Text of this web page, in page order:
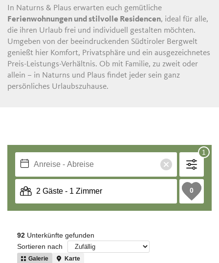
In Naturns & Plaus erwarten euch gemütliche
Ferienwohnungen und stilvolle Residencen, ideal für alle,
die ihren Urlaub frei und individuell gestalten möchten.
Umgeben von der beeindruckenden Südtiroler Bergwelt
genießt hier Komfort, Privatsphäre und ein ausgezeichnetes
Preis-Leistungs-Verhältnis. Ob mit Familie, zu zweit oder
allein – in Naturns und Plaus findet jeder sein ganz
persönliches Urlaubszuhause.